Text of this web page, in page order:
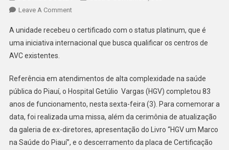
Leave A Comment
A unidade recebeu o certificado com o status platinum, que é
uma iniciativa internacional que busca qualificar os centros de
AVC existentes.
Referência em atendimentos de alta complexidade na saúde
pública do Piauí, o Hospital Getúlio Vargas (HGV) completou 83
anos de funcionamento, nesta sexta-feira (3). Para comemorar a
data, foi realizada uma missa, além da cerimônia de atualização
da galeria de ex-diretores, apresentação do Livro “HGV um Marco
na Saúde do Piauí”, e o descerramento da placa de Certificação